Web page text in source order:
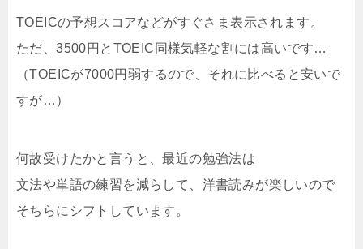
TOEICの予想スコアなどがすぐさま表示されます。
ただ、3500円とTOEIC同様気軽な割には高いです…
（TOEICが7000円弱するので、それに比べると安いで
すが…）
何故受けたかと言うと、最近の勉強法は
文法や単語の練習を減らして、洋書読みが楽しいので
そちらにシフトしています。